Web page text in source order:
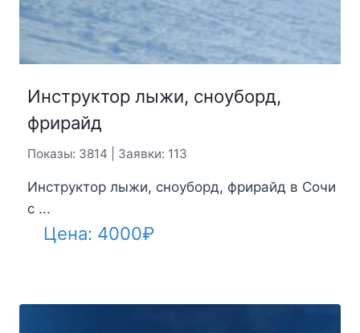
Инструктор лыжи, сноуборд,
фрирайд
Показы: 3814 | Заявки: 113
Инструктор лыжи, сноуборд, фрирайд в Сочи
с ...
Цена: 4000₽